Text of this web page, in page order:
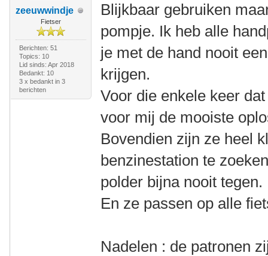
zeeuwwindje
Fietser
Berichten: 51
Topics: 10
Lid sinds: Apr 2018
Bedankt: 10
3 x bedankt in 3
berichten
Blijkbaar gebruiken
pompje. Ik heb alle
je met de hand nooit
krijgen.
Voor die enkele keer
voor mij de mooiste
Bovendien zijn ze heel
benzinestation te
polder bijna nooit tegen.
En ze passen op alle
Nadelen : de patronen